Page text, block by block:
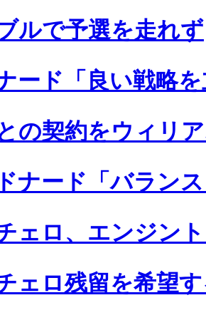
ルで予選を走れず
ード「良い戦略を
の契約をウィリ
ナード「バラン
ェロ、エンジン
ェロ残留を希望